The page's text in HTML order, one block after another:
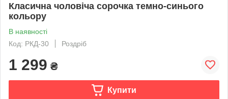
Класична чоловіча сорочка темно-синього
кольору
В наявності
Код: РКД-30
Роздріб
1 299 ₴
Купити